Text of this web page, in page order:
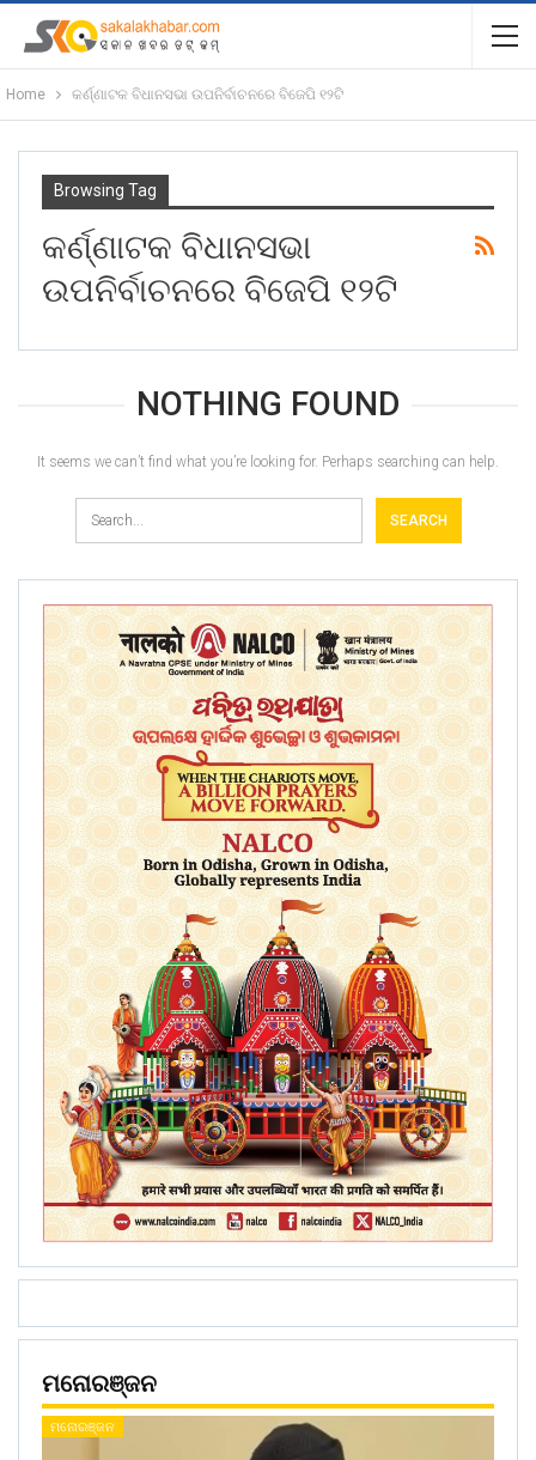
Home କର୍ଣ୍ଣାଟକ ବିଧାନସଭା ଉପନିର୍ବାଚନରେ ବିଜେପି ୧୨ଟି
Browsing Tag
କର୍ଣ୍ଣାଟକ ବିଧାନସଭା
ଉପନିର୍ବାଚନରେ ବିଜେପି ୧୨ଟି
NOTHING FOUND
It seems we can’t find what you’re looking for. Perhaps searching can help.
ମନୋରଞ୍ଜନ
ମନୋରଞ୍ଜନ